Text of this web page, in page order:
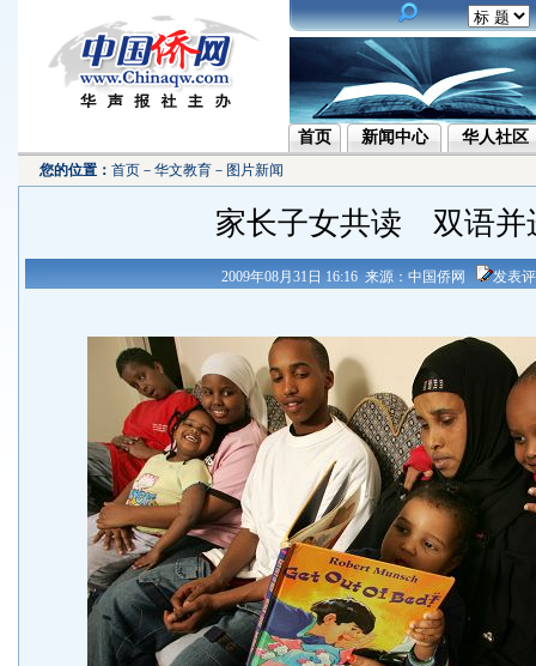
首页 新闻中心 华人社区
您的位置： 首页 － 华文教育 － 图片新闻
家长子女共读 双语并
2009年08月31日 16:16 来源：中国侨网 发表